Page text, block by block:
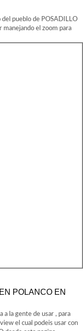
pueblo de POSADILLO
manejando el zoom para
POLANCO EN
a la gente de usar , para
el cual podeis usar con